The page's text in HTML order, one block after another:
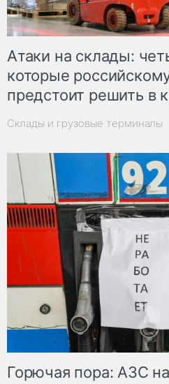
Атаки на склады:
которые
предстоит решить в
Склады и грузовые терминалы
Горючая пора: АЗС